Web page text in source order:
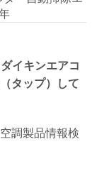
イキンエアコ
タップ）して
調製品情報検